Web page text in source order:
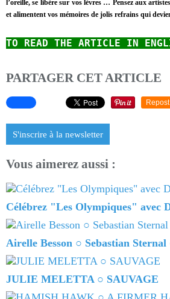
l’oreille, se libère sur vos lèvres … Pensez aux
et alimentent vos mémoires de jolis refrains qui
TO READ THE ARTICLE IN
PARTAGER CET ARTICLE
Repost
S'inscrire à la newsletter
Vous aimerez aussi :
Célébrez "Les Olympiques" avec
Airelle Besson ○ Sebastian
JULIE MELETTA ○ SAUVAGE